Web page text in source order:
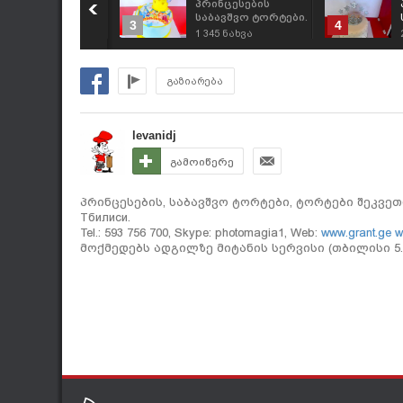
ტორტები.
3
პრინცესების
საბავშვო ტორტები.
შეკვეთა: 593 756
1 345 ნახვა
4
გაზიარება
levanidj
გამოიწერე
პრინცესების, საბავშვო ტორტები, ტორტები შეკვეთით,
Тбилиси.
Tel.: 593 756 700, Skype: photomagia1, Web: www.grant.ge
მოქმედებს ადგილზე მიტანის სერვისი (თბილისი